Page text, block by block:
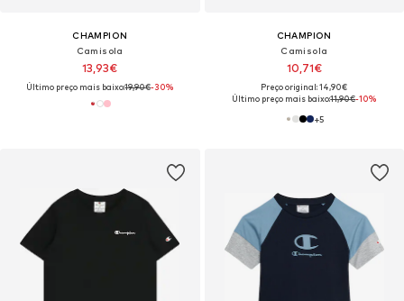
CHAMPION
Camisola
13,93€
Último preço mais baixo:19,90€-30%
CHAMPION
Camisola
10,71€
Preço original: 14,90€
Último preço mais baixo:11,90€-10%
+5